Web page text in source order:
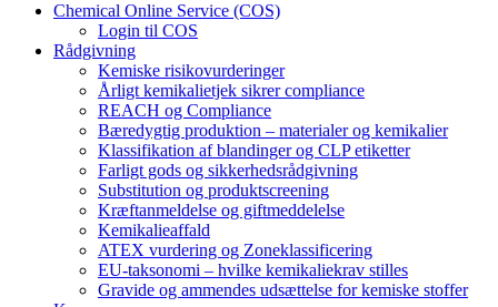
Chemical Online Service (COS)
Login til COS
Rådgivning
Kemiske risikovurderinger
Årligt kemikalietjek sikrer compliance
REACH og Compliance
Bæredygtig produktion – materialer og kemikalier
Klassifikation af blandinger og CLP etiketter
Farligt gods og sikkerhedsrådgivning
Substitution og produktscreening
Kræftanmeldelse og giftmeddelelse
Kemikalieaffald
ATEX vurdering og Zoneklassificering
EU-taksonomi – hvilke kemikaliekrav stilles
Gravide og ammendes udsættelse for kemiske stoffer